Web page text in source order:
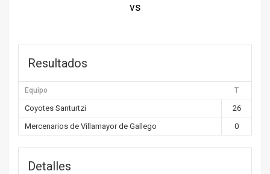
vs
Resultados
Equipo T
Coyotes Santurtzi
26
Mercenarios de Villamayor de Gallego
0
Detalles